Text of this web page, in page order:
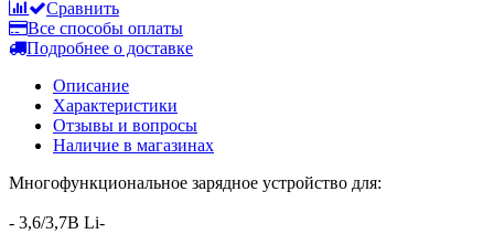
Сравнить
Все способы оплаты
Подробнее о доставке
Описание
Характеристики
Отзывы и вопросы
Наличие в магазинах
Многофункциональное зарядное устройство для:
- 3,6/3,7В Li-